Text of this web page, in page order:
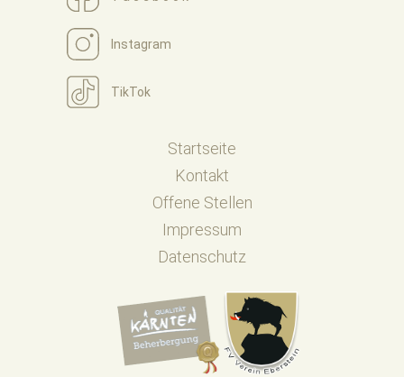
Instagram
TikTok
Startseite
Kontakt
Offene Stellen
Impressum
Datenschutz